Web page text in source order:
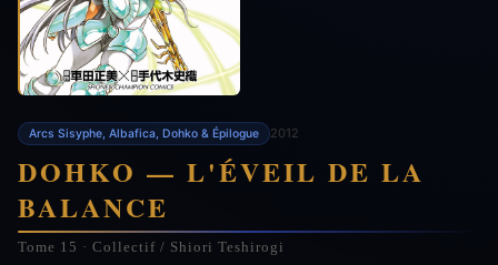
Arcs Sisyphe, Albafica, Dohko & Épilogue 2012
DOHKO — L'ÉVEIL DE LA
BALANCE
Tome 15 · Collectif / Shiori Teshirogi